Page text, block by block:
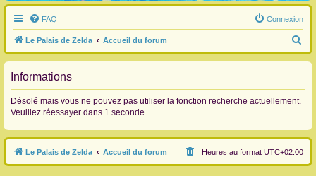
FAQ Connexion
Le Palais de Zelda Accueil du forum
e
h
c
Informations
Désolé mais vous ne pouvez pas utiliser la fonction recherche actuellement.
Veuillez réessayer dans 1 seconde.
Le Palais de Zelda Accueil du forum Heures au format UTC+02:00